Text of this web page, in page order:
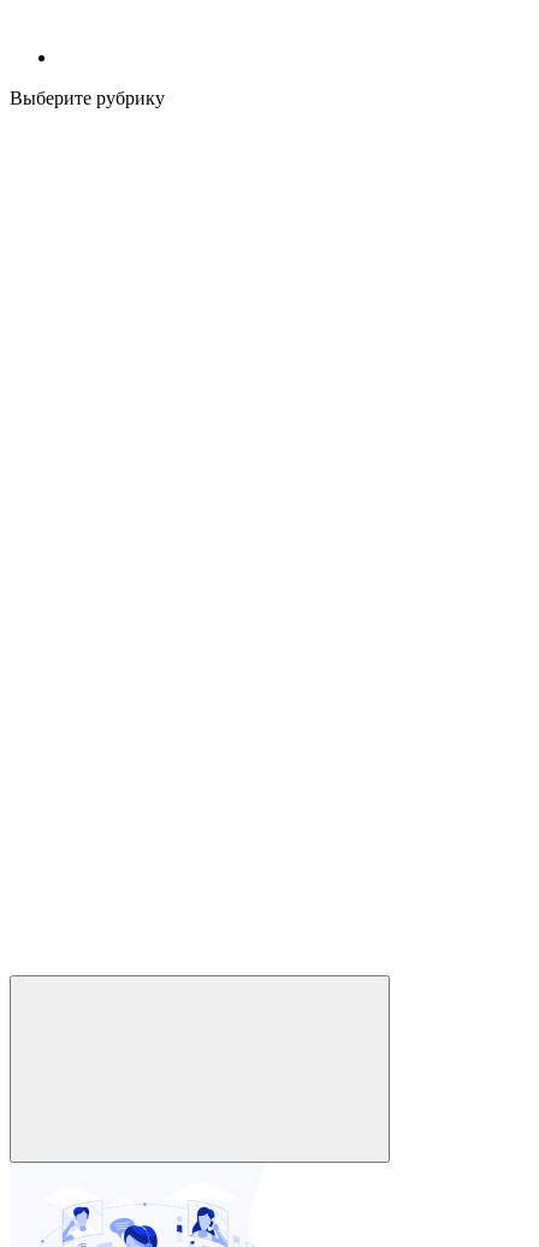
Выберите рубрику